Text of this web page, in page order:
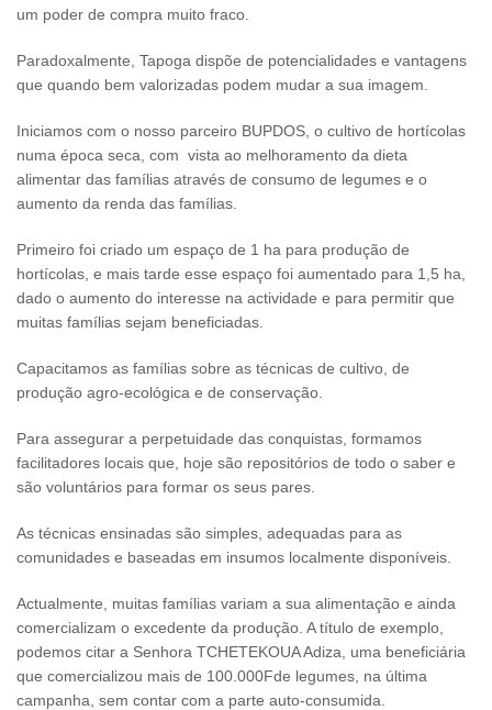
um poder de compra muito fraco.
Paradoxalmente, Tapoga dispõe de potencialidades e vantagens
que quando bem valorizadas podem mudar a sua imagem.
Iniciamos com o nosso parceiro BUPDOS, o cultivo de hortícolas
numa época seca, com vista ao melhoramento da dieta
alimentar das famílias através de consumo de legumes e o
aumento da renda das famílias.
Primeiro foi criado um espaço de 1 ha para produção de
hortícolas, e mais tarde esse espaço foi aumentado para 1,5 ha,
dado o aumento do interesse na actividade e para permitir que
muitas famílias sejam beneficiadas.
Capacitamos as famílias sobre as técnicas de cultivo, de
produção agro-ecológica e de conservação.
Para assegurar a perpetuidade das conquistas, formamos
facilitadores locais que, hoje são repositórios de todo o saber e
são voluntários para formar os seus pares.
As técnicas ensinadas são simples, adequadas para as
comunidades e baseadas em insumos localmente disponíveis.
Actualmente, muitas famílias variam a sua alimentação e ainda
comercializam o excedente da produção. A título de exemplo,
podemos citar a Senhora TCHETEKOUA Adiza, uma beneficiária
que comercializou mais de 100.000Fde legumes, na última
campanha, sem contar com a parte auto-consumida.